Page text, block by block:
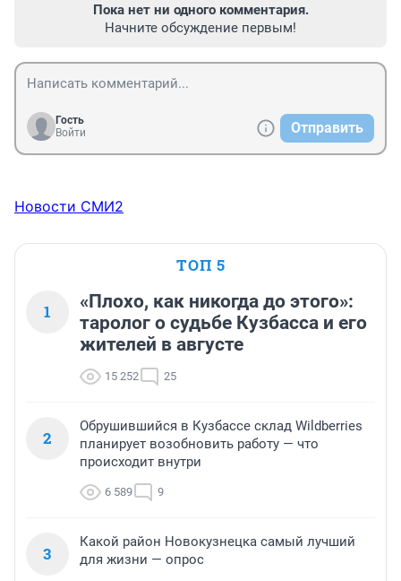
Пока нет ни одного комментария.
Начните обсуждение первым!
Гость
Войти
Отправить
Новости СМИ2
ТОП 5
1
«Плохо, как никогда до этого»:
таролог о судьбе Кузбасса и его
жителей в августе
15 252 25
2
Обрушившийся в Кузбассе склад Wildberries
планирует возобновить работу — что
происходит внутри
6 589 9
3
Какой район Новокузнецка самый лучший
для жизни — опрос